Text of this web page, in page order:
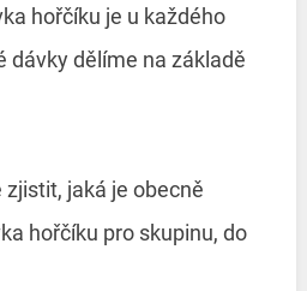
hořčíku je u každého
dávky dělíme na základě
jaká je obecně
hořčíku pro skupinu, do